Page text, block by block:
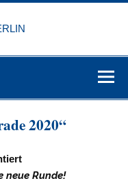
2020“
neue Runde!